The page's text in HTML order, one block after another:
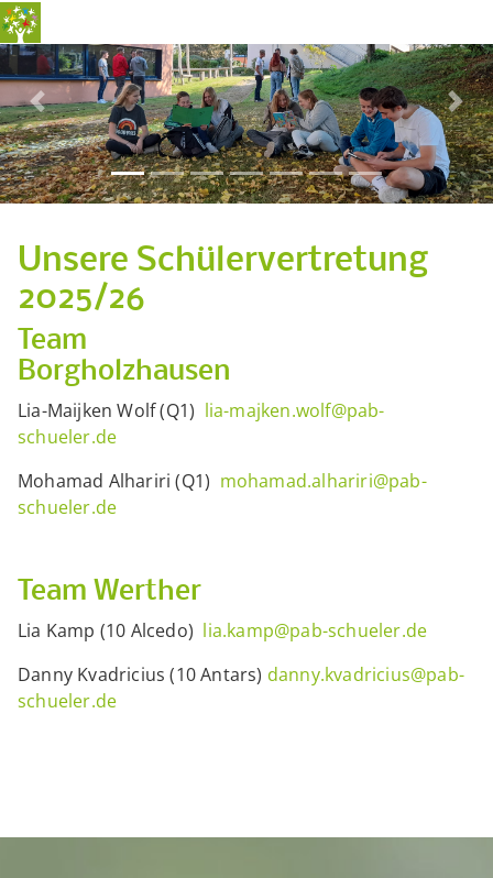
Previous Next
Unsere Schülervertretung
2025/26
Team
Lia-Maijken Wolf (Q1) lia-majken.wolf@pab-
schueler.de
Mohamad Alhariri (Q1) mohamad.alhariri@pab-
schueler.de
Team Werther
Lia Kamp (10 Alcedo) lia.kamp@pab-schueler.de
Danny Kvadricius (10 Antars) danny.kvadricius@pab-
schueler.de